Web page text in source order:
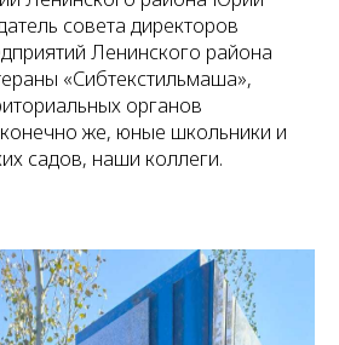
совета директоров
Ленинского района
«Сибтекстильмаша»,
органов
же, юные школьники и
садов, наши коллеги.